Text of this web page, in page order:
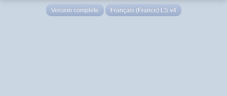
Version complète Français (France) LS v4